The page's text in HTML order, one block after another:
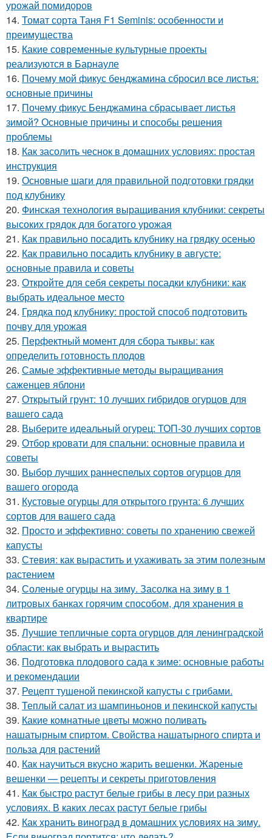
урожай помидоров
14. Томат сорта Таня F1 Seminis: особенности и
преимущества
15. Какие современные культурные проекты
реализуются в Барнауле
16. Почему мой фикус бенджамина сбросил все листья:
основные причины
17. Почему фикус Бенджамина сбрасывает листья
зимой? Основные причины и способы решения
проблемы
18. Как засолить чеснок в домашних условиях: простая
инструкция
19. Основные шаги для правильной подготовки грядки
под клубнику
20. Финская технология выращивания клубники: секреты
высоких грядок для богатого урожая
21. Как правильно посадить клубнику на грядку осенью
22. Как правильно посадить клубнику в августе:
основные правила и советы
23. Откройте для себя секреты посадки клубники: как
выбрать идеальное место
24. Грядка под клубнику: простой способ подготовить
почву для урожая
25. Перфектный момент для сбора тыквы: как
определить готовность плодов
26. Самые эффективные методы выращивания
саженцев яблони
27. Открытый грунт: 10 лучших гибридов огурцов для
вашего сада
28. Выберите идеальный огурец: ТОП-30 лучших сортов
29. Отбор кровати для спальни: основные правила и
советы
30. Выбор лучших раннеспелых сортов огурцов для
вашего огорода
31. Кустовые огурцы для открытого грунта: 6 лучших
сортов для вашего сада
32. Просто и эффективно: советы по хранению свежей
капусты
33. Стевия: как вырастить и ухаживать за этим полезным
растением
34. Соленые огурцы на зиму. Засолка на зиму в 1
литровых банках горячим способом, для хранения в
квартире
35. Лучшие тепличные сорта огурцов для ленинградской
области: как выбрать и вырастить
36. Подготовка плодового сада к зиме: основные работы
и рекомендации
37. Рецепт тушеной пекинской капусты с грибами.
38. Теплый салат из шампиньонов и пекинской капусты
39. Какие комнатные цветы можно поливать
нашатырным спиртом. Свойства нашатырного спирта и
польза для растений
40. Как научиться вкусно жарить вешенки. Жареные
вешенки — рецепты и секреты приготовления
41. Как быстро растут белые грибы в лесу при разных
условиях. В каких лесах растут белые грибы
42. Как хранить виноград в домашних условиях на зиму.